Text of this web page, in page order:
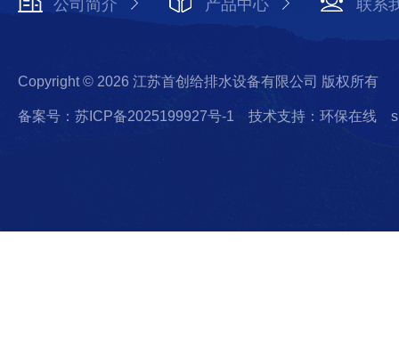
公司简介 产品中心 联系
Copyright © 2026 江苏首创给排水设备有限公司 版权所有
备案号：苏ICP备2025199927号-1 技术支持：环保在线